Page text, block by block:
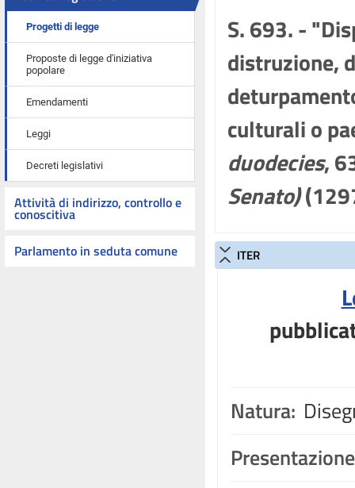
Progetti di legge
Proposte di legge d'iniziativa
popolare
Emendamenti
Leggi
Decreti legislativi
Attività di indirizzo, controllo e
conoscitiva
Parlamento in seduta comune
S. 693. -
distruzione,
culturali o
duodecies,
Senato)
ITER
Natura: